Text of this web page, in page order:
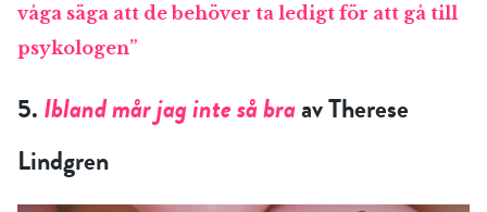
våga säga att de behöver ta ledigt för att gå till
psykologen”
5.Ibland mår jag inte så braav Therese
Lindgren